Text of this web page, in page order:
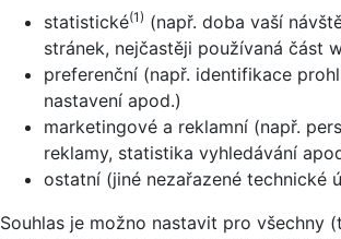
statistické(1) (např. doba vaší
stránek, nejčastěji používaná část
preferenční (např. identifikace
nastavení apod.)
marketingové a reklamní (např.
reklamy, statistika vyhledávání
ostatní (jiné nezařazené technické
Souhlas je možno nastavit pro všechny